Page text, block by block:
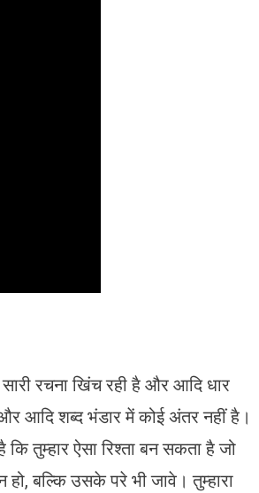
रचना खिंच रही है और आदि धार
आदि शब्द भंडार में कोई अंतर नहीं है।
तुम्हार ऐसा रिश्ता बन सकता है जो
हो, बल्कि उसके परे भी जावे। तुम्हारा